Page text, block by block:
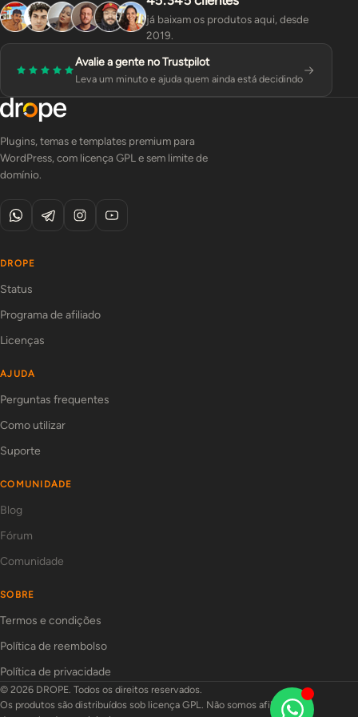
já baixam os produtos aqui, desde
2019.
Avalie a gente no Trustpilot
Leva um minuto e ajuda quem ainda está decidindo
Plugins, temas e templates premium para
WordPress, com licença GPL e sem limite de
domínio.
DROPE
Status
Programa de afiliado
Licenças
AJUDA
Perguntas frequentes
Como utilizar
Suporte
COMUNIDADE
Blog
Fórum
Comunidade
SOBRE
Termos e condições
Política de reembolso
Política de privacidade
© 2026 DROPE. Todos os direitos reservados.
Os produtos são distribuídos sob licença GPL. Não somos afiliados aos